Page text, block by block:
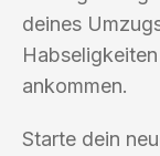
deines
ankommen.
Starte dein